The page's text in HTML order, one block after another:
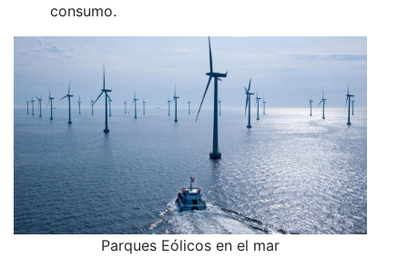
consumo.
Parques Eólicos en el mar